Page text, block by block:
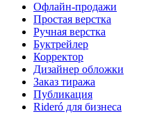
Офлайн-продажи
Простая верстка
Ручная верстка
Буктрейлер
Корректор
Дизайнер обложки
Заказ тиража
Публикация
Rideró для бизнеса